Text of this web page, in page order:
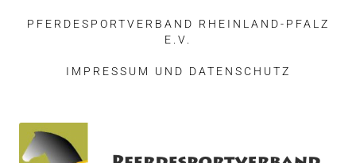
PFERDESPORTVERBAND RHEINLAND-PFALZ
E.V.
IMPRESSUM UND DATENSCHUTZ